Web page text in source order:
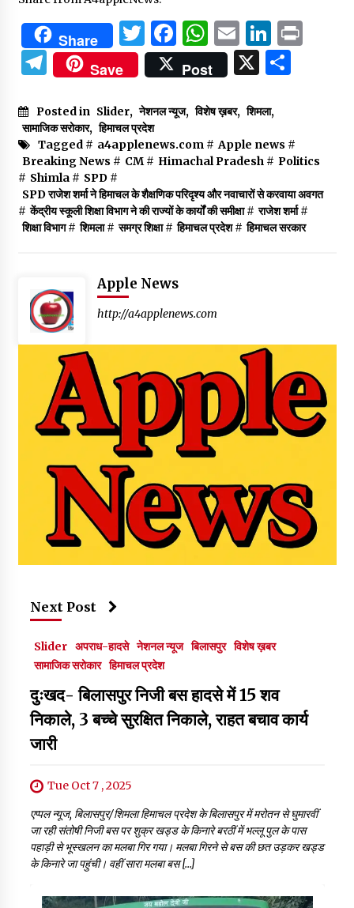
Share Twitter
Facebook
WhatsApp
Email
Telegram
Save Post X
Posted in Slider, नेशनल न्यूज, विशेष ख़बर, शिमला,
सामाजिक सरोकार, हिमाचल प्रदेश
Tagged # a4applenews.com# Apple news #
Breaking News # CM# Himachal Pradesh# Politics
# Shimla# SPD#
SPD राजेश शर्मा ने हिमाचल के शैक्षणिक परिदृश्य और नवाचारों से करवाया अवगत
# केंद्रीय स्कूली शिक्षा विभाग ने की राज्यों के कार्यों की समीक्षा# राजेश शर्मा#
शिक्षा विभाग# शिमला# समग्र शिक्षा# हिमाचल प्रदेश# हिमाचल सरकार
Apple News
http://a4applenews.com
Next Post
Slider अपराध-हादसे नेशनल न्यूज बिलासपुर विशेष ख़बर
सामाजिक सरोकार हिमाचल प्रदेश
दुःखद- बिलासपुर निजी बस हादसे में 15 शव
निकाले, 3 बच्चे सुरक्षित निकाले, राहत बचाव कार्य
जारी
Tue Oct 7 , 2025
एप्पल न्यूज, बिलासपुर/शिमला हिमाचल प्रदेश के बिलासपुर में मरोतन से घुमारवीं
जा रही संतोषी निजी बस पर शुक्र खड्ड के किनारे बरठीं में भल्लू पुल के पास
पहाड़ी से भूस्खलन का मलबा गिर गया। मलबा गिरने से बस की छत उड़कर खड्ड
के किनारे जा पहुंची। वहीं सारा मलबा बस […]